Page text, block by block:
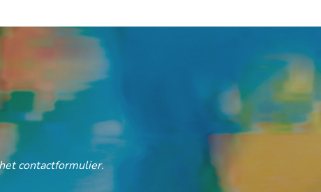
contactformulier.